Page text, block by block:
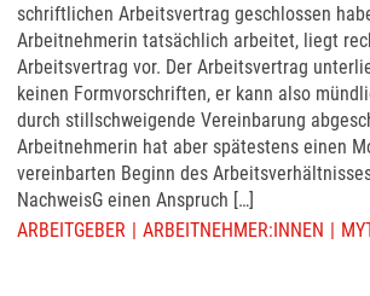
schriftlichen Arbeitsvertrag geschlossen
Arbeitnehmerin tatsächlich arbeitet, liegt
Arbeitsvertrag vor. Der Arbeitsvertrag
keinen Formvorschriften, er kann also
durch stillschweigende Vereinbarung
Arbeitnehmerin hat aber spätestens einen
vereinbarten Beginn des
NachweisG einen Anspruch […]
ARBEITGEBER
ARBEITNEHMER:INNEN